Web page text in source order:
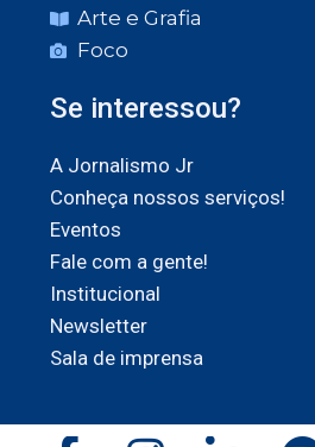
Arte e Grafia
Foco
Se interessou?
A Jornalismo Jr
Conheça nossos serviços!
Eventos
Fale com a gente!
Institucional
Newsletter
Sala de imprensa